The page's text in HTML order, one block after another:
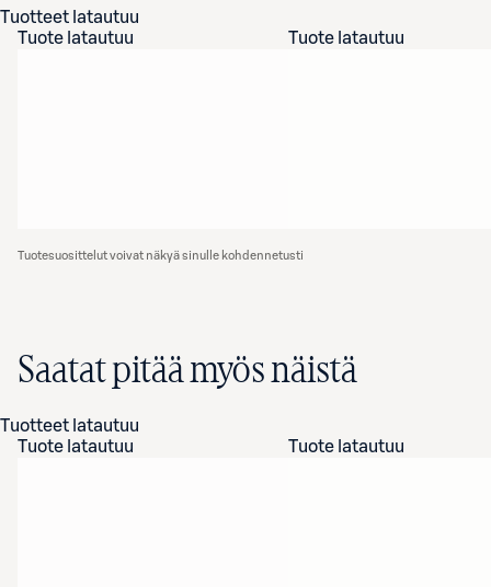
Tuotteet latautuu
Tuote latautuu
Tuote latautuu
Tuotesuosittelut voivat näkyä sinulle kohdennetusti
Saatat pitää myös näistä
Tuotteet latautuu
Tuote latautuu
Tuote latautuu